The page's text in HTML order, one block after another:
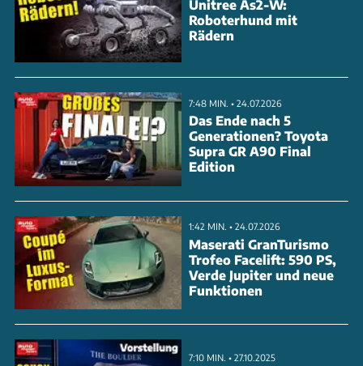
wichtigen Modellgenerationen und erklärt, wie
Chrysler das Van-Segment über 40 Jahre prägte.
Unitree As2-W:
Roboterhund mit
Rädern
7:48 MIN. • 24.07.2026
Das Ende nach 5
Generationen? Toyota
Supra GR A90 Final
Edition
1:42 MIN. • 24.07.2026
Maserati GranTurismo
Trofeo Facelift: 590 PS,
Verde Jupiter und neue
Funktionen
7:10 MIN. • 27.10.2025